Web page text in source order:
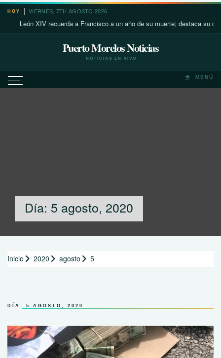
Saltar
contenido
HOY VIERNES, 7TH AGOSTO 2026
XIV recuerda a Francisco a un año de su muerte; destaca su cercanía
Puerto Morelos Noticias
NOTICIAS EN VIVO
MENÚ
Día: 5 agosto, 2020
Inicio 2020 agosto 5
DÍA: 5 AGOSTO, 2020